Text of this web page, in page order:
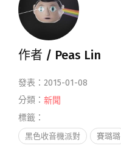
作者 / Peas Lin
發表：2015-01-08
分類： 新聞
標籤：
黑色收音機派對 賽璐璐